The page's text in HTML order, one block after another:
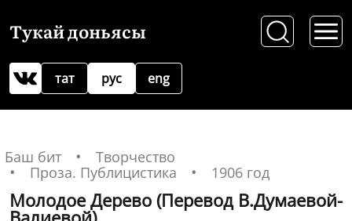
Тукай доньясы
рус
тат eng
Баш бит
Творчество
Проза. Публицистика
1906 год
Молодое Дерево (Перевод В.Думаевой-